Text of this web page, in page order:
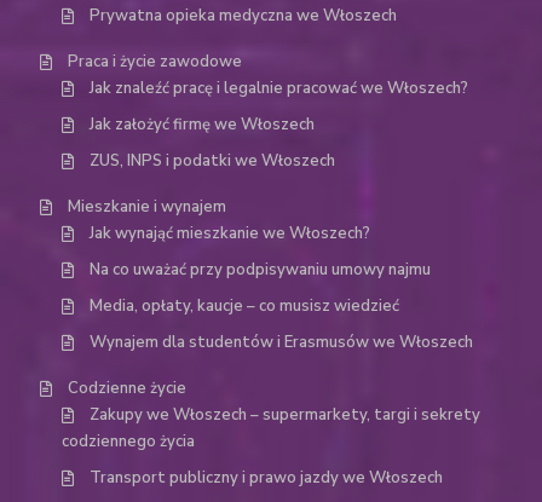
Prywatna opieka medyczna we Włoszech
Praca i życie zawodowe
Jak znaleźć pracę i legalnie pracować we Włoszech?
Jak założyć firmę we Włoszech
ZUS, INPS i podatki we Włoszech
Mieszkanie i wynajem
Jak wynająć mieszkanie we Włoszech?
Na co uważać przy podpisywaniu umowy najmu
Media, opłaty, kaucje – co musisz wiedzieć
Wynajem dla studentów i Erasmusów we Włoszech
Codzienne życie
Zakupy we Włoszech – supermarkety, targi i sekrety
codziennego życia
Transport publiczny i prawo jazdy we Włoszech